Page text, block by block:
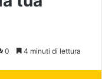
0 4 minuti di lettura